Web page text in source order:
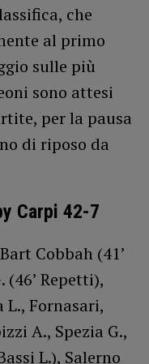
che
al primo
sulle più
sono attesi
per la pausa
di riposo da
Carpi 42-7
Cobbah (41’
(46’ Repetti),
L., Fornasari,
A., Spezia G.,
L.), Salerno